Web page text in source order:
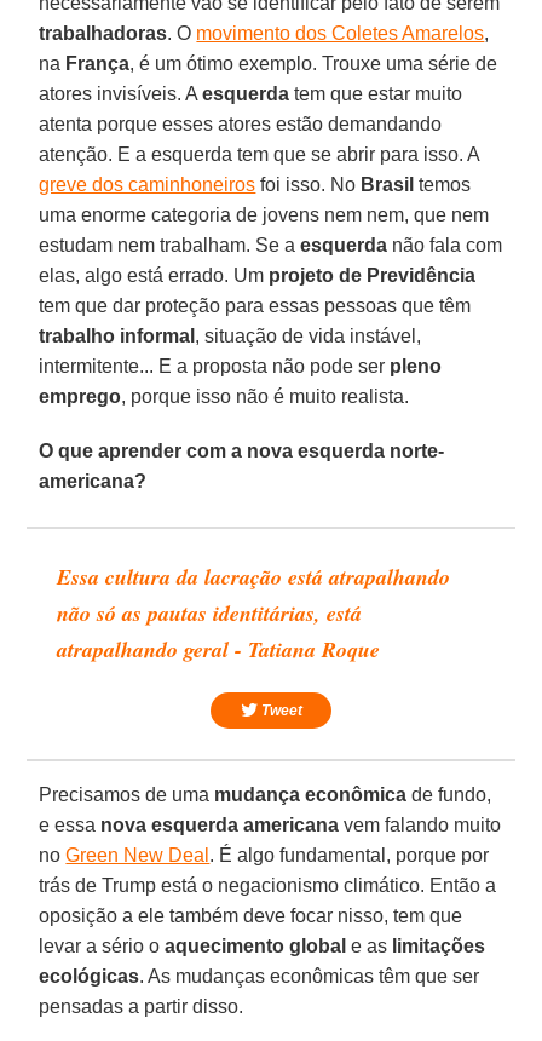
trabalhadoras. O movimento dos Coletes Amarelos,
na França, é um ótimo exemplo. Trouxe uma série de
atores invisíveis. Aesquerda tem que estar muito
atenta porque esses atores estão demandando
atenção. E a esquerda tem que se abrir para isso. A
greve dos caminhoneiros foi isso. No Brasil temos
uma enorme categoria de jovens nem nem, que nem
estudam nem trabalham. Se aesquerda não fala com
elas, algo está errado. Um projeto de Previdência
tem que dar proteção para essas pessoas que têm
trabalho informal , situação de vida instável,
intermitente... E a proposta não pode ser pleno
emprego, porque isso não é muito realista.
O que aprender com a nova esquerda norte-
americana?
Essa cultura da lacração está atrapalhando
não só as pautas identitárias, está
atrapalhando geral - Tatiana Roque
Tweet
Precisamos de uma mudança econômica de fundo,
e essa nova esquerda americana vem falando muito
noGreen New Deal . É algo fundamental, porque por
trás de Trump está o negacionismo climático. Então a
oposição a ele também deve focar nisso, tem que
levar a sério oaquecimento global e as limitações
ecológicas. As mudanças econômicas têm que ser
pensadas a partir disso.